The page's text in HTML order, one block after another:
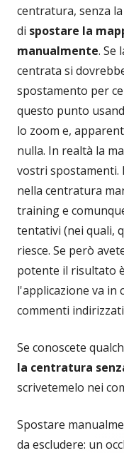
centratura, senza
di spostare la
manualmente. Se
centrata si
spostamento per
questo punto
lo zoom e,
nulla. In realtà la
vostri spostamenti.
nella centratura
training e
tentativi (nei quali,
riesce. Se però
potente il risultato
l'applicazione va in
commenti
Se conoscete
la centratura
scrivetemelo nei
Spostare
da escludere: un